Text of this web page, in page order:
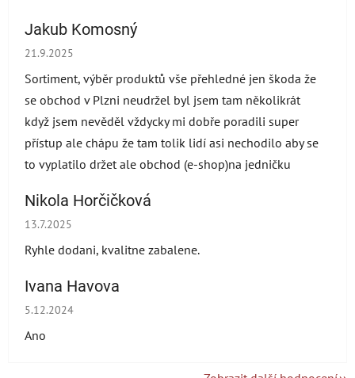
Jakub Komosný
Hodnocení obchodu je 5 z 5 hvězdiček.
21.9.2025
Sortiment, výběr produktů vše přehledné jen škoda že
se obchod v Plzni neudržel byl jsem tam několikrát
když jsem nevěděl vždycky mi dobře poradili super
přístup ale chápu že tam tolik lidí asi nechodilo aby se
to vyplatilo držet ale obchod (e-shop)na jedničku
Nikola Horčičková
Hodnocení obchodu je 5 z 5 hvězdiček.
13.7.2025
Ryhle dodani, kvalitne zabalene.
Ivana Havova
Hodnocení obchodu je 5 z 5 hvězdiček.
5.12.2024
Ano